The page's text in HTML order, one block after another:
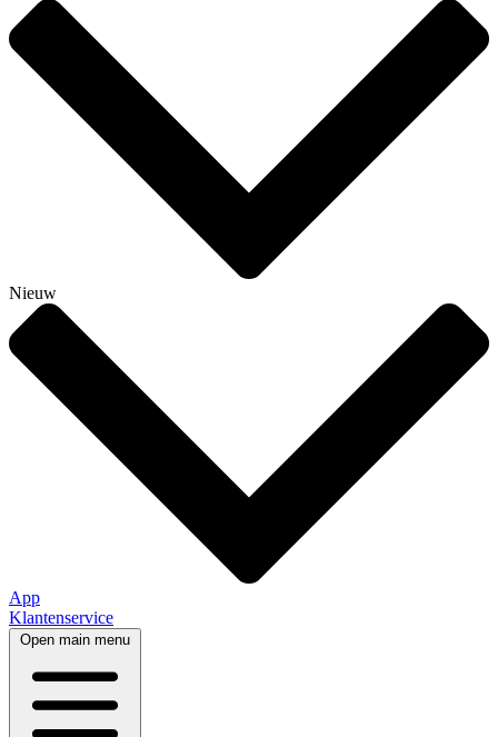
Nieuw
App
Klantenservice
Open main menu